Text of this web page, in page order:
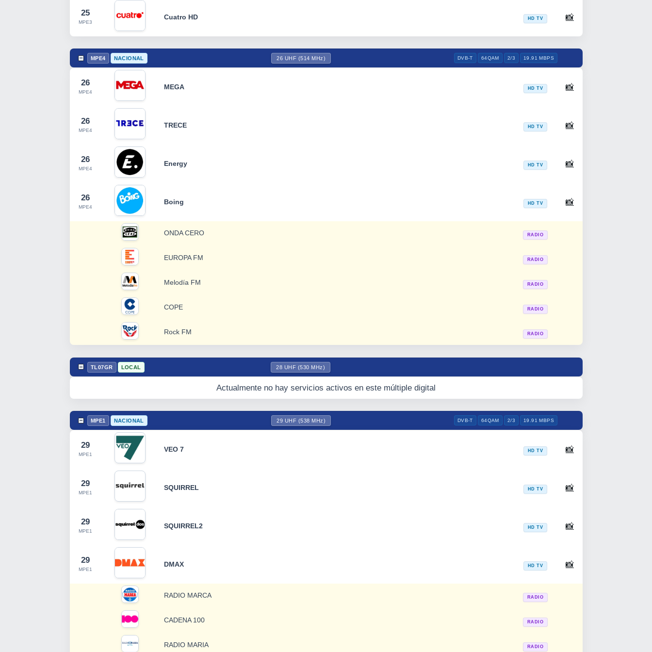
25
MPE3
Cuatro HD HD TV 📸
MPE4 NACIONAL 26 UHF (514 MHz) DVB-T 64QAM 2/3 19.91 MBPS
26
MPE4
MEGA HD TV 📸
26
MPE4
TRECE HD TV 📸
26
MPE4
Energy HD TV 📸
26
MPE4
Boing HD TV 📸
ONDA CERO RADIO
EUROPA FM RADIO
Melodía FM RADIO
COPE RADIO
Rock FM RADIO
TL07GR LOCAL 28 UHF (530 MHz)
Actualmente no hay servicios activos en este múltiple digital
MPE1 NACIONAL 29 UHF (538 MHz) DVB-T 64QAM 2/3 19.91 MBPS
29
MPE1
VEO 7 HD TV 📸
29
MPE1
SQUIRREL HD TV 📸
29
MPE1
SQUIRREL2 HD TV 📸
29
MPE1
DMAX HD TV 📸
RADIO MARCA RADIO
CADENA 100 RADIO
RADIO MARIA RADIO